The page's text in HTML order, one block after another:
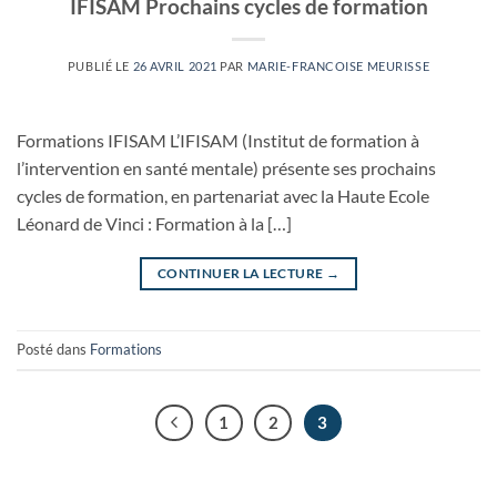
IFISAM Prochains cycles de formation
PUBLIÉ LE 26 AVRIL 2021 PAR MARIE-FRANCOISE MEURISSE
Formations IFISAM L’IFISAM (Institut de formation à
l’intervention en santé mentale) présente ses prochains
cycles de formation, en partenariat avec la Haute Ecole
Léonard de Vinci : Formation à la […]
CONTINUER LA LECTURE →
Posté dans Formations
1 2 3